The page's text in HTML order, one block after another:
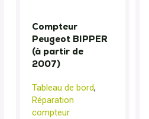
Compteur
Peugeot BIPPER
(à partir de
2007)
Tableau de bord,
Réparation
compteur